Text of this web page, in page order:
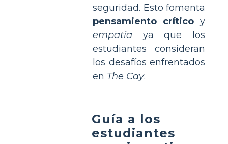
seguridad. Esto fomenta
pensamiento crítico y
empatía ya que los
estudiantes consideran
los desafíos enfrentados
en The Cay.
Guía a los
estudiantes